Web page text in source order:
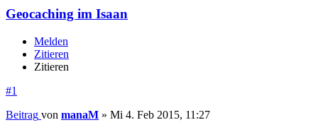
Geocaching im Isaan
Melden
Zitieren
Zitieren
#1
Beitrag von manaM » Mi 4. Feb 2015, 11:27